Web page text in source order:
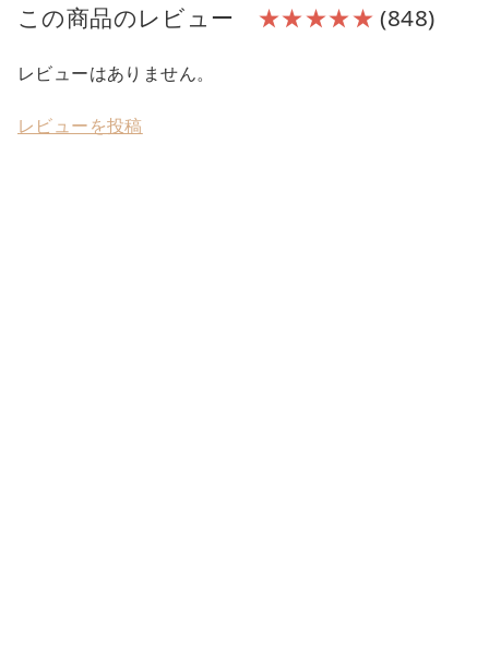
この商品のレビュー ★★★★★(848)
レビューはありません。
レビューを投稿